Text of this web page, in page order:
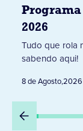
Programa
2026
Tudo que rola
sabendo aqui!
8 de Agosto,2026